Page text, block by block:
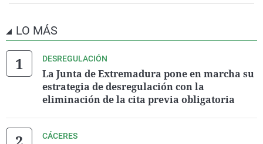
LO MÁS
DESREGULACIÓN
La Junta de Extremadura pone en marcha su
estrategia de desregulación con la
eliminación de la cita previa obligatoria
CÁCERES